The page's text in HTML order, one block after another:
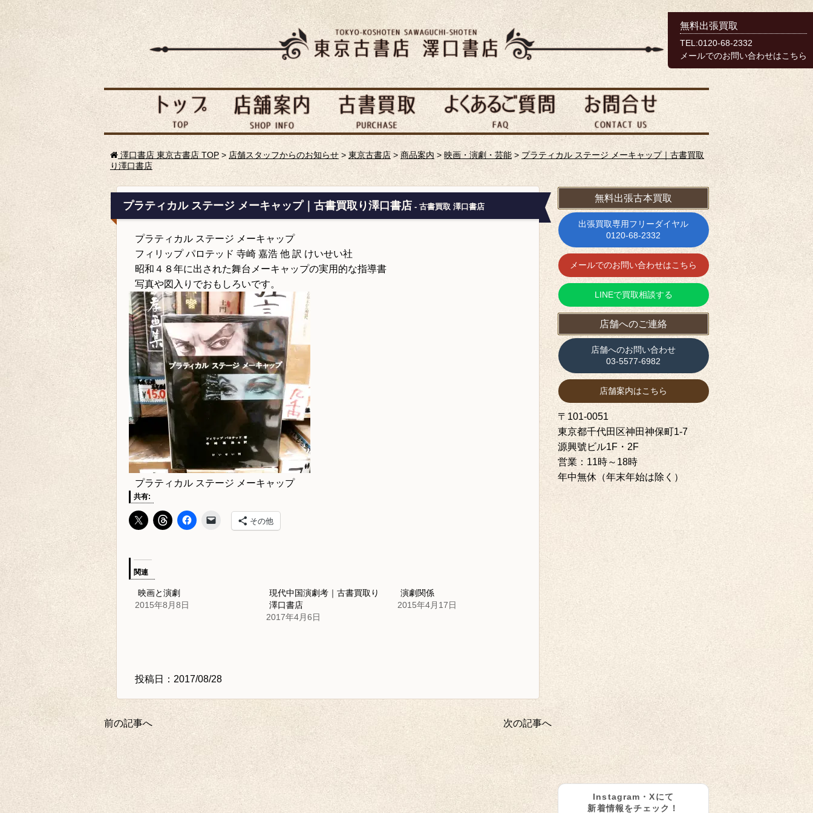
澤口書店 東京古書店 TOP > 店舗スタッフからのお知らせ >東京古書店> 商品案内>映画・演劇・芸能> プラティカル ステージ メーキャップ｜古書買取
り澤口書店
プラティカル ステージ メーキャップ｜古書買取り澤口書店 - 古書買取 澤口書店
プラティカル ステージ メーキャップ
フィリップ パロテッド 寺崎 嘉浩 他 訳 けいせい社
昭和４８年に出された舞台メーキャップの実用的な指導書
写真や図入りでおもしろいです。
プラティカル ステージ メーキャップ
共有:
その他
関連
映画と演劇
2015年8月8日
現代中国演劇考｜古書買取り
澤口書店
2017年4月6日
演劇関係
2015年4月17日
投稿日：2017/08/28
次の記事へ
前の記事へ
無料出張古本買取
出張買取専用フリーダイヤル
0120-68-2332
メールでのお問い合わせはこちら
LINEで買取相談する
店舗へのご連絡
店舗へのお問い合わせ
03-5577-6982
店舗案内はこちら
〒101-0051
東京都千代田区神田神保町1‐7
源興號ビル1F・2F
営業：11時～18時
年中無休（年末年始は除く）
Instagram・Xにて
新着情報をチェック！
無料出張買取
TEL:0120-68-2332
メールでのお問い合わせはこちら